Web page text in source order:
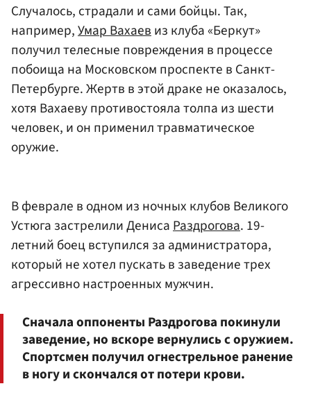
Случалось, страдали и сами бойцы. Так,
например,Умар Вахаевиз клуба «Беркут»
получил телесные повреждения в процессе
побоища на Московском проспекте в Санкт-
Петербурге. Жертв в этой драке не оказалось,
хотя Вахаеву противостояла толпа из шести
человек, и он применил травматическое
оружие.
В феврале в одном из ночных клубов Великого
Устюга застрелили ДенисаРаздрогова. 19-
летний боец вступился за администратора,
который не хотел пускать в заведение трех
агрессивно настроенных мужчин.
Сначала оппоненты Раздрогова покинули
заведение, но вскоре вернулись с оружием.
Спортсмен получил огнестрельное ранение
в ногу и скончался от потери крови.